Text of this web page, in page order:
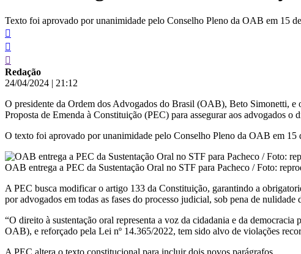
Texto foi aprovado por unanimidade pelo Conselho Pleno da OAB em 15
Redação
24/04/2024 | 21:12
O presidente da Ordem dos Advogados do Brasil (OAB), Beto Simonetti, e
Proposta de Emenda à Constituição (PEC) para assegurar aos advogados
O texto foi aprovado por unanimidade pelo Conselho Pleno da OAB em 15
OAB entrega a PEC da Sustentação Oral no STF para Pacheco / Foto:
A PEC busca modificar o artigo 133 da Constituição, garantindo a
por advogados em todas as fases do processo judicial, sob pena de nulidade
“O direito à sustentação oral representa a voz da cidadania e da
OAB), e reforçado pela Lei nº 14.365/2022, tem sido alvo de violações
A PEC altera o texto constitucional para incluir dois novos parágrafos.